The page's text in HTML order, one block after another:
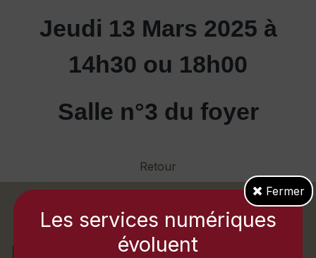
Jeudi 13 Mars 2025 à
14h30 ou 18h00
Salle n°3 du foyer
Retour
Fermer
Les services numériques
évoluent